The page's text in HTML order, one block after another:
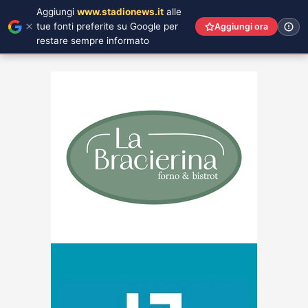
Aggiungi www.stadionews.it alle
tue fonti preferite su Google per
restare sempre informato
Aggiungi ora